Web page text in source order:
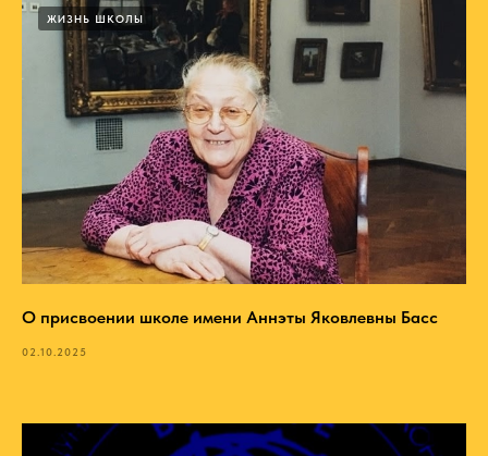
ЖИЗНЬ ШКОЛЫ
О присвоении школе имени Аннэты Яковлевны Басс
02.10.2025